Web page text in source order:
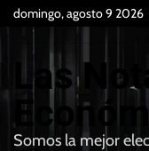
domingo, agosto 9 2026
Las
Somos la mejor